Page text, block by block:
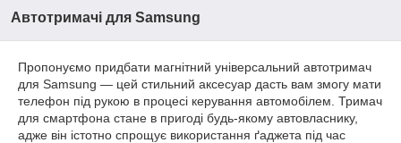
Автотримачі для Samsung
Пропонуємо придбати магнітний універсальний автотримач
для Samsung — цей стильний аксесуар дасть вам змогу мати
телефон під рукою в процесі керування автомобілем. Тримач
для смартфона стане в пригоді будь-якому автовласнику,
адже він істотно спрощує використання ґаджета під час